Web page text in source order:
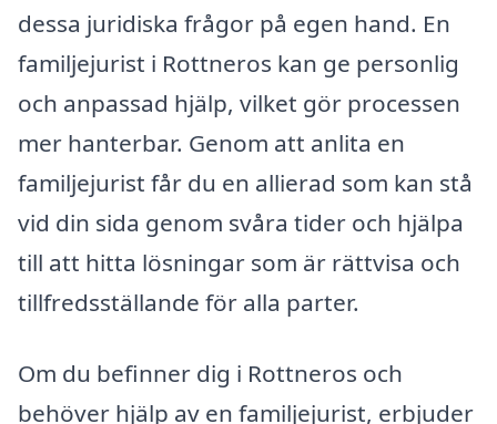
dessa juridiska frågor på egen hand. En
familjejurist i Rottneros kan ge personlig
och anpassad hjälp, vilket gör processen
mer hanterbar. Genom att anlita en
familjejurist får du en allierad som kan stå
vid din sida genom svåra tider och hjälpa
till att hitta lösningar som är rättvisa och
tillfredsställande för alla parter.
Om du befinner dig i Rottneros och
behöver hjälp av en familjejurist, erbjuder